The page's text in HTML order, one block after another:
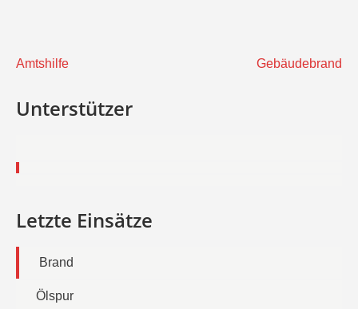
Beitragsnavigation
Amtshilfe Gebäudebrand
Unterstützer
Letzte Einsätze
Brand
Ölspur